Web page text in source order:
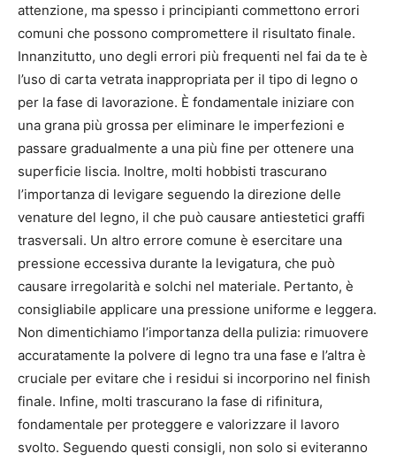
attenzione, ma spesso i principianti commettono errori
comuni che possono compromettere il risultato finale.
Innanzitutto, uno degli errori più frequenti nel fai da te è
l’uso di carta vetrata inappropriata per il tipo di legno o
per la fase di lavorazione. È fondamentale iniziare con
una grana più grossa per eliminare le imperfezioni e
passare gradualmente a una più fine per ottenere una
superficie liscia. Inoltre, molti hobbisti trascurano
l’importanza di levigare seguendo la direzione delle
venature del legno, il che può causare antiestetici graffi
trasversali. Un altro errore comune è esercitare una
pressione eccessiva durante la levigatura, che può
causare irregolarità e solchi nel materiale. Pertanto, è
consigliabile applicare una pressione uniforme e leggera.
Non dimentichiamo l’importanza della pulizia: rimuovere
accuratamente la polvere di legno tra una fase e l’altra è
cruciale per evitare che i residui si incorporino nel finish
finale. Infine, molti trascurano la fase di rifinitura,
fondamentale per proteggere e valorizzare il lavoro
svolto. Seguendo questi consigli, non solo si eviteranno